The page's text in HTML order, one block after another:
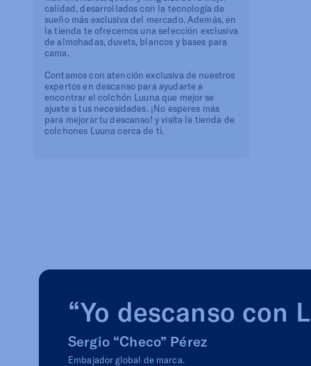
calidad, desarrollados con la tecnología de
sueño más exclusiva del mercado. Además, en
la tienda te ofrecemos una selección exclusiva
de almohadas, duvets, blancos y bases para
cama.
Contamos con atención exclusiva de nuestros
expertos en descanso para ayudarte a
encontrar el colchón Luuna que mejor se
ajuste a tus necesidades. ¡No esperes más
para mejorar tu descanso! y visita la tienda de
colchones Luuna cerca de ti.
“Yo descanso con
Sergio “Checo” Pérez
Embajador global de marca.